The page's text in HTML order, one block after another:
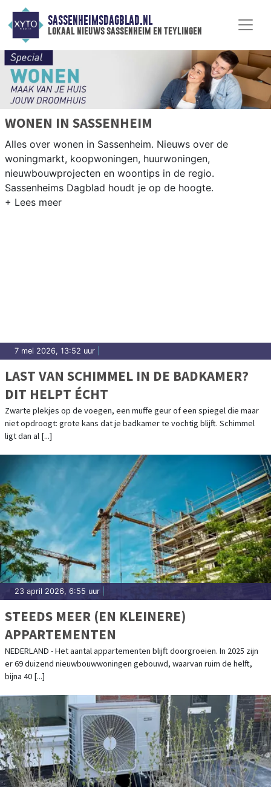
SASSENHEIMSDAGBLAD.NL
lokaal nieuws sassenheim en teylingen
WONEN IN SASSENHEIM
Alles over wonen in Sassenheim. Nieuws over de
woningmarkt, koopwoningen, huurwoningen,
nieuwbouwprojecten en woontips in de regio.
Sassenheims Dagblad houdt je op de hoogte.
7 mei 2026, 13:52 uur
LAST VAN SCHIMMEL IN DE BADKAMER?
DIT HELPT ÉCHT
Zwarte plekjes op de voegen, een muffe geur of een spiegel die maar
niet opdroogt: grote kans dat je badkamer te vochtig blijft. Schimmel
ligt dan al [...]
23 april 2026, 6:55 uur
STEEDS MEER (EN KLEINERE)
APPARTEMENTEN
NEDERLAND - Het aantal appartementen blijft doorgroeien. In 2025 zijn
er 69 duizend nieuwbouwwoningen gebouwd, waarvan ruim de helft,
bijna 40 [...]